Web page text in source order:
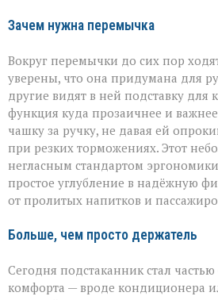
Зачем нужна перемычка
Вокруг перемычки до сих пор
уверены, что она придумана для
другие видят в ней подставку для
функция куда прозаичнее и
чашку за ручку, не давая ей
при резких торможениях. Этот
негласным стандартом
простое углубление в надёжную
от пролитых напитков и
Больше, чем просто держатель
Сегодня подстаканник стал частью
комфорта — вроде кондиционера